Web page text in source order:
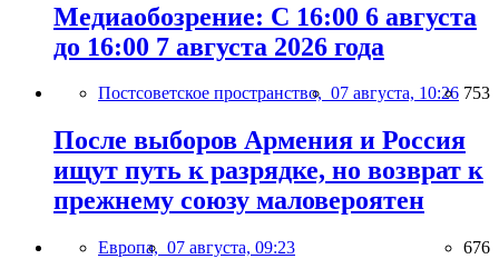
Медиаобозрение: С 16:00 6 августа
до 16:00 7 августа 2026 года
Постсоветское пространство, 07 августа, 10:26 753
После выборов Армения и Россия
ищут путь к разрядке, но возврат к
прежнему союзу маловероятен
Европа, 07 августа, 09:23 676